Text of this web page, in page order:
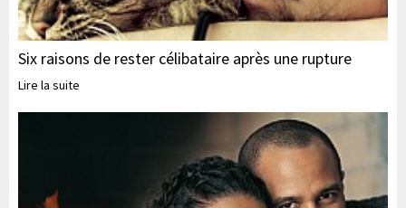
Six raisons de rester célibataire après une rupture
Lire la suite